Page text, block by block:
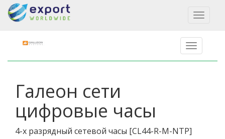
Toggle
Галеон сети
цифровые часы
4-х разрядный сетевой часы [CL44-R-M-NTP]